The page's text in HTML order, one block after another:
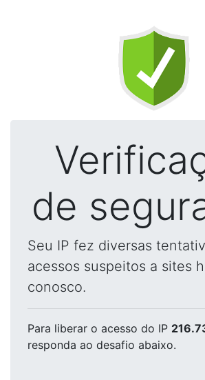
de
Seu IP fez diversas
acessos suspeitos a sites
conosco.
Para liberar o acesso do IP
responda ao desafio abaixo.